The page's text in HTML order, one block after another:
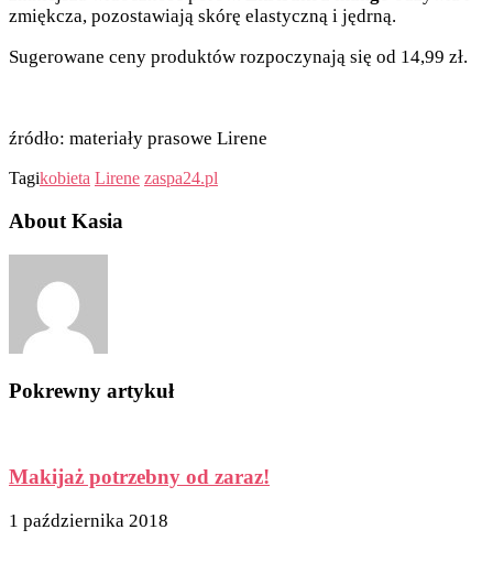
zmiękcza, pozostawiają skórę elastyczną i jędrną.
Sugerowane ceny produktów rozpoczynają się od 14,99 zł.
źródło: materiały prasowe Lirene
Tagikobieta Lirene zaspa24.pl
About Kasia
Pokrewny artykuł
Makijaż potrzebny od zaraz!
1 października 2018